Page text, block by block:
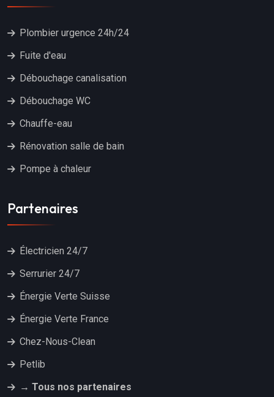
Plombier urgence 24h/24
Fuite d'eau
Débouchage canalisation
Débouchage WC
Chauffe-eau
Rénovation salle de bain
Pompe à chaleur
Partenaires
Électricien 24/7
Serrurier 24/7
Énergie Verte Suisse
Énergie Verte France
Chez-Nous-Clean
Petlib
→ Tous nos partenaires